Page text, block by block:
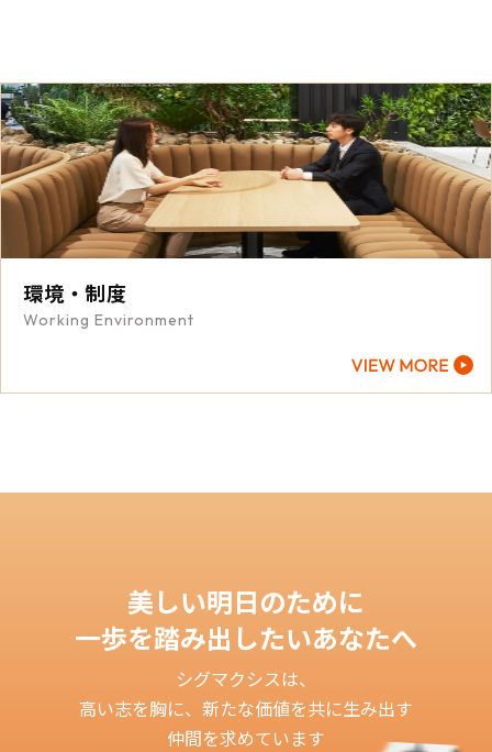
環境・制度
Working Environment
美しい明日のために
一歩を踏み出したいあなたへ
シグマクシスは、
高い志を胸に、新たな価値を共に生み出す
仲間を求めています